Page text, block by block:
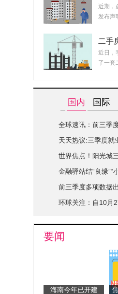
者强
取吗
近期，
发布声
二手
首付
购房
近日，
了一套
国内 国际
全球速讯：前三季
加值同比增长5.8%
天天热议:三季度就
加，恢复至一季度
世界焦点！阳光城
亿元保交付有成效
金融驿站结“良缘”“
元宝安区“助企行”
前三季度多项数据
呈现这些特点→
环球关注：自10月
要闻
海南今年已开建